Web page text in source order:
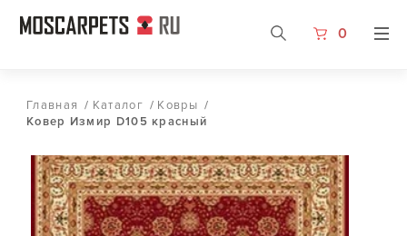
0
Главная / Каталог / Ковры /
Ковер Измир D105 красный